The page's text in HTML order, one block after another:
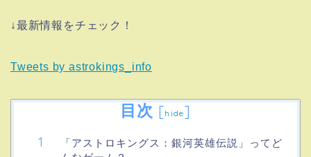
↓最新情報をチェック！
Tweets by astrokings_info
目次 [hide]
「アストロキングス：銀河英雄伝説」ってど